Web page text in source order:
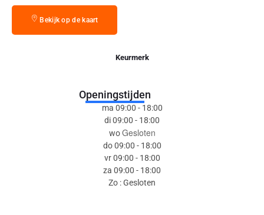
Bekijk op de kaart
Keurmerk
Openingstijden
ma 09:00 - 18:00
di 09:00 - 18:00
woGesloten
do 09:00 - 18:00
vr 09:00 - 18:00
za 09:00 - 18:00
Zo : Gesloten